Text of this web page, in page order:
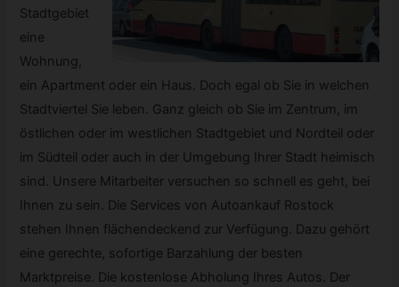
Stadtgebiet
eine
Wohnung,
ein Apartment oder ein Haus. Doch egal ob Sie in welchen
Stadtviertel Sie leben. Ganz gleich ob Sie im Zentrum, im
östlichen oder im westlichen Stadtgebiet und Nordteil oder
im Südteil oder auch in der Umgebung Ihrer Stadt heimisch
sind. Unsere Mitarbeiter versuchen so schnell es geht, bei
Ihnen zu sein. Die Services von Autoankauf Rostock
stehen Ihnen flächendeckend zur Verfügung. Dazu gehört
eine gerechte, sofortige Barzahlung der besten
Marktpreise. Die kostenlose Abholung Ihres Autos. Der